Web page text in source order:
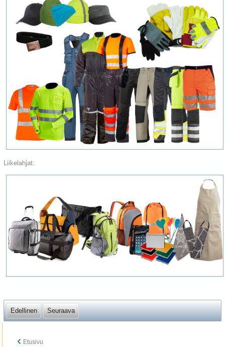
Liikelahjat:
Edellinen Seuraava
Etusivu